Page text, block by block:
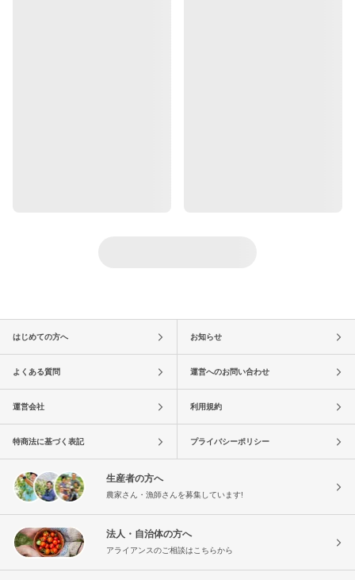
はじめての方へ お知らせ
よくある質問 運営へのお問い合わせ
運営会社 利用規約
特商法に基づく表記 プライバシーポリシー
生産者の方へ
農家さん・漁師さんを募集しています!
法人・自治体の方へ
アライアンスのご相談はこちらから